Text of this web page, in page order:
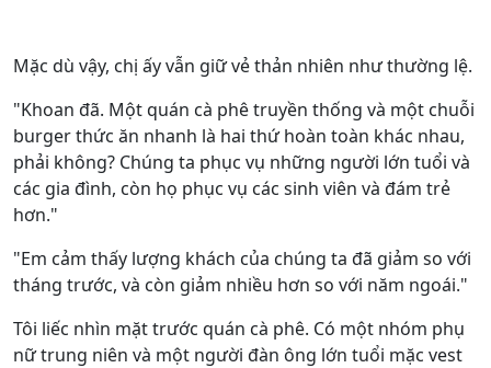
Mặc dù vậy, chị ấy vẫn giữ vẻ thản nhiên như thường lệ.
"Khoan đã. Một quán cà phê truyền thống và một chuỗi
burger thức ăn nhanh là hai thứ hoàn toàn khác nhau,
phải không? Chúng ta phục vụ những người lớn tuổi và
các gia đình, còn họ phục vụ các sinh viên và đám trẻ
hơn."
"Em cảm thấy lượng khách của chúng ta đã giảm so với
tháng trước, và còn giảm nhiều hơn so với năm ngoái."
Tôi liếc nhìn mặt trước quán cà phê. Có một nhóm phụ
nữ trung niên và một người đàn ông lớn tuổi mặc vest